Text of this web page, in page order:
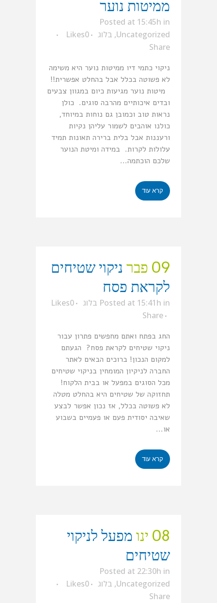
ממיטות נוער
Posted at 15:45h in
Uncategorized
, בלוג 0
Likes
Share
ניקוי כתמי דיו ממיטות נוער היא משימה
לא פשוטה בכלל אבל בהחלט אפשרית!!
מיטות נוער מגיעות כיום במגוון צבעים
ובדים איכותיים מהרבה סוגים. כולן
נראות טוב וכמובן גם נוחות במיוחד,
כולנו אוהבים לשמור עליהן נקיות
ורעננות אבל בלית ברירה תאונות תמיד
עלולות לקרות. במידה ומיטת הנוער
שלכם הוכתמה...
קרא עוד
09 פבר
ניקוי שטיחים
לקראת פסח
Posted at 15:41h in בלוג 0
Likes
Share
החג בפתח ואתם מחפשים פתרון עבור
ניקוי שטיחים לקראת פסח? הגעתם
למקום הנכון! ברוכים הבאים לאתר
החברה לניקיון המומחין בניקוי שטיחים
מכל הסוגים במפעל או בבית הלקוח!
תחזוקה של שטיחים היא בהחלט מטלה
לא פשוטה בכלל, אז נכון אפשר לבצע
שאיבה יסודית פעם או פעמיים בשבוע
או...
קרא עוד
08 ינו
מפעל לניקוי
שטיחים
Posted at 22:30h in
Uncategorized
, בלוג 0
Likes
Share